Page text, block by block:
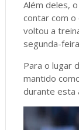
Além deles,
contar com o
voltou a
segunda-
Para o lugar
mantido
durante esta